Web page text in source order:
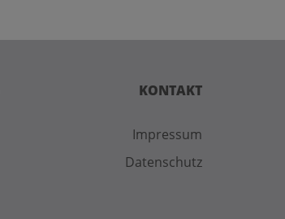
KONTAKT
Impressum
Datenschutz